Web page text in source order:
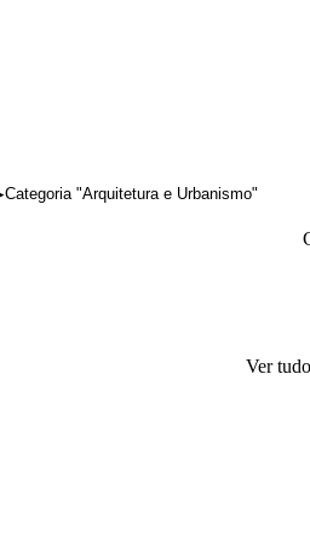
Categoria "Arquitetura e Urbanismo"
Ver tudo